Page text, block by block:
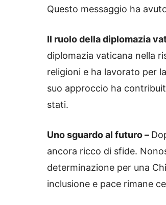
Questo messaggio ha
Il ruolo della diplomazia
diplomazia vaticana nella
religioni e ha lavorato per
suo approccio ha
stati.
Uno sguardo al futuro –
ancora ricco di sfide.
determinazione per una
inclusione e pace rimane